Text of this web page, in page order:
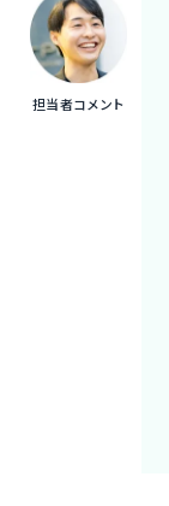
担当者コメント